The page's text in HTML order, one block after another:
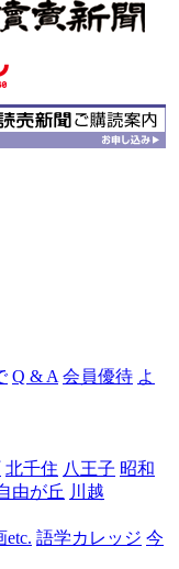
Q & A 会員優待 よ
北千住 八王子 昭和
由が丘 川越
語学カレッジ 今